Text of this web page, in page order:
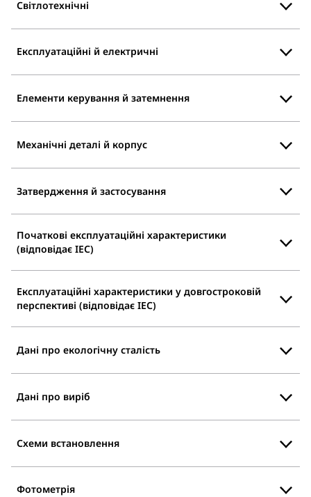
Світлотехнічні
Експлуатаційні й електричні
Елементи керування й затемнення
Механічні деталі й корпус
Затвердження й застосування
Початкові експлуатаційні характеристики
(відповідає IEC)
Експлуатаційні характеристики у довгостроковій
перспективі (відповідає IEC)
Дані про екологічну сталість
Дані про виріб
Схеми встановлення
Фотометрія